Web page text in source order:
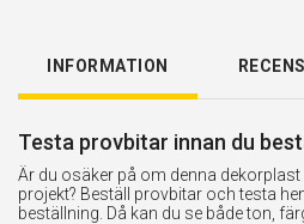
INFORMATION
Testa provbitar innan du
Är du osäker på om denna
projekt? Beställ provbitar och testa
beställning. Då kan du se både ton,